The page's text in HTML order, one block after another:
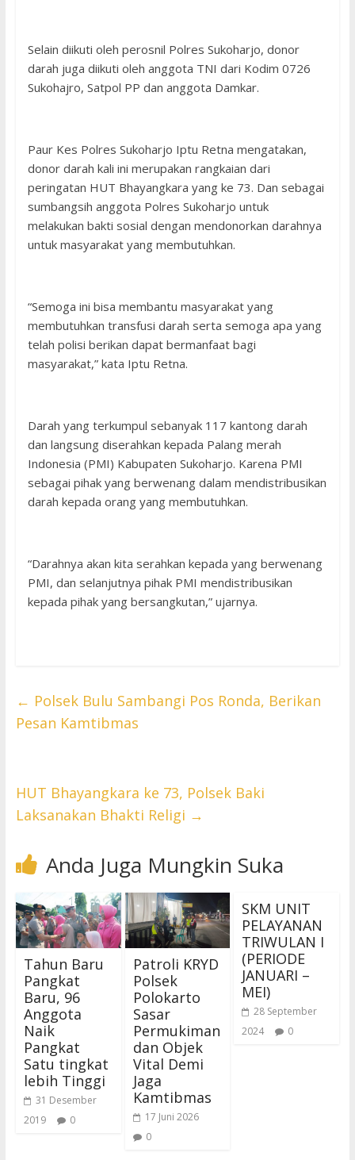
Selain diikuti oleh perosnil Polres Sukoharjo, donor
darah juga diikuti oleh anggota TNI dari Kodim 0726
Sukohajro, Satpol PP dan anggota Damkar.
Paur Kes Polres Sukoharjo Iptu Retna mengatakan,
donor darah kali ini merupakan rangkaian dari
peringatan HUT Bhayangkara yang ke 73. Dan sebagai
sumbangsih anggota Polres Sukoharjo untuk
melakukan bakti sosial dengan mendonorkan darahnya
untuk masyarakat yang membutuhkan.
“Semoga ini bisa membantu masyarakat yang
membutuhkan transfusi darah serta semoga apa yang
telah polisi berikan dapat bermanfaat bagi
masyarakat,” kata Iptu Retna.
Darah yang terkumpul sebanyak 117 kantong darah
dan langsung diserahkan kepada Palang merah
Indonesia (PMI) Kabupaten Sukoharjo. Karena PMI
sebagai pihak yang berwenang dalam mendistribusikan
darah kepada orang yang membutuhkan.
“Darahnya akan kita serahkan kepada yang berwenang
PMI, dan selanjutnya pihak PMI mendistribusikan
kepada pihak yang bersangkutan,” ujarnya.
← Polsek Bulu Sambangi Pos Ronda, Berikan
Pesan Kamtibmas
HUT Bhayangkara ke 73, Polsek Baki
Laksanakan Bhakti Religi →
Anda Juga Mungkin Suka
Tahun Baru
Pangkat
Baru, 96
Anggota
Naik
Pangkat
Satu tingkat
lebih Tinggi
31 Desember
2019
0
Patroli KRYD
Polsek
Polokarto
Sasar
Permukiman
dan Objek
Vital Demi
Jaga
Kamtibmas
17 Juni 2026
0
SKM UNIT
PELAYANAN
TRIWULAN I
(PERIODE
JANUARI –
MEI)
28 September
2024
0